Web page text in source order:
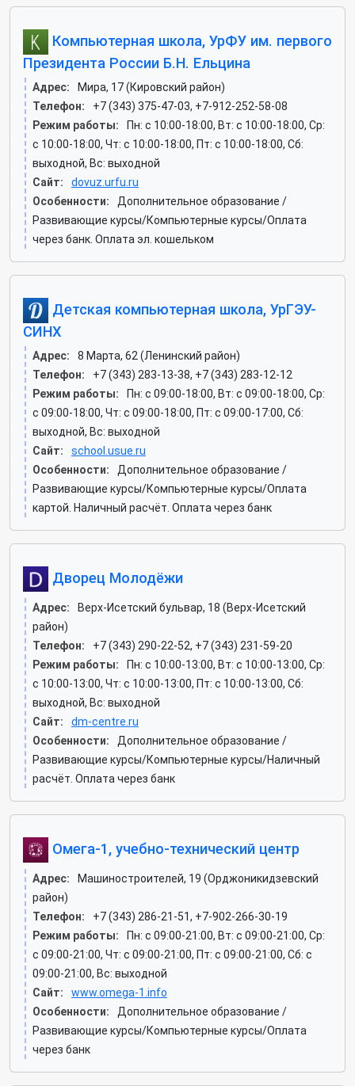
Компьютерная школа, УрФУ им. первого
Президента России Б.Н. Ельцина
Адрес:
Мира, 17 (Кировский район)
Телефон:
+7 (343) 375-47-03, +7-912-252-58-08
Режим работы:
Пн: c 10:00-18:00, Вт: c 10:00-18:00, Ср:
c 10:00-18:00, Чт: c 10:00-18:00, Пт: c 10:00-18:00, Сб:
выходной, Вс: выходной
Сайт:
dovuz.urfu.ru
Особенности:
Дополнительное образование /
Развивающие курсы/Компьютерные курсы/Оплата
через банк. Оплата эл. кошельком
Детская компьютерная школа, УрГЭУ-
СИНХ
Адрес:
8 Марта, 62 (Ленинский район)
Телефон:
+7 (343) 283-13-38, +7 (343) 283-12-12
Режим работы:
Пн: c 09:00-18:00, Вт: c 09:00-18:00, Ср:
c 09:00-18:00, Чт: c 09:00-18:00, Пт: c 09:00-17:00, Сб:
выходной, Вс: выходной
Сайт:
school.usue.ru
Особенности:
Дополнительное образование /
Развивающие курсы/Компьютерные курсы/Оплата
картой. Наличный расчёт. Оплата через банк
Дворец Молодёжи
Адрес:
Верх-Исетский бульвар, 18 (Верх-Исетский
район)
Телефон:
+7 (343) 290-22-52, +7 (343) 231-59-20
Режим работы:
Пн: c 10:00-13:00, Вт: c 10:00-13:00, Ср:
c 10:00-13:00, Чт: c 10:00-13:00, Пт: c 10:00-13:00, Сб:
выходной, Вс: выходной
Сайт:
dm-centre.ru
Особенности:
Дополнительное образование /
Развивающие курсы/Компьютерные курсы/Наличный
расчёт. Оплата через банк
Омега-1, учебно-технический центр
Адрес:
Машиностроителей, 19 (Орджоникидзевский
район)
Телефон:
+7 (343) 286-21-51, +7-902-266-30-19
Режим работы:
Пн: c 09:00-21:00, Вт: c 09:00-21:00, Ср:
c 09:00-21:00, Чт: c 09:00-21:00, Пт: c 09:00-21:00, Сб: c
09:00-21:00, Вс: выходной
Сайт:
www.omega-1.info
Особенности:
Дополнительное образование /
Развивающие курсы/Компьютерные курсы/Оплата
через банк